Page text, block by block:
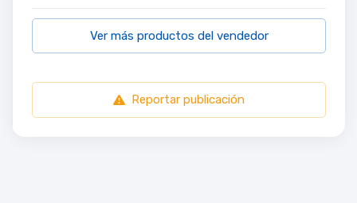
Ver más productos del vendedor
Reportar publicación